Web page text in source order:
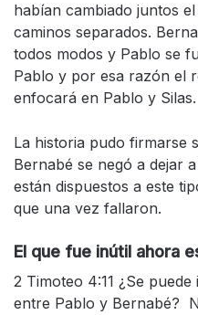
habían cambiado juntos
caminos separados.
todos modos y Pablo se
Pablo y por esa razón el
enfocará en Pablo y Silas.
La historia pudo firmarse
Bernabé se negó a dejar
están dispuestos a este
que una vez fallaron.
El que fue inútil ahora
2 Timoteo 4:11 ¿Se
entre Pablo y Bernabé?